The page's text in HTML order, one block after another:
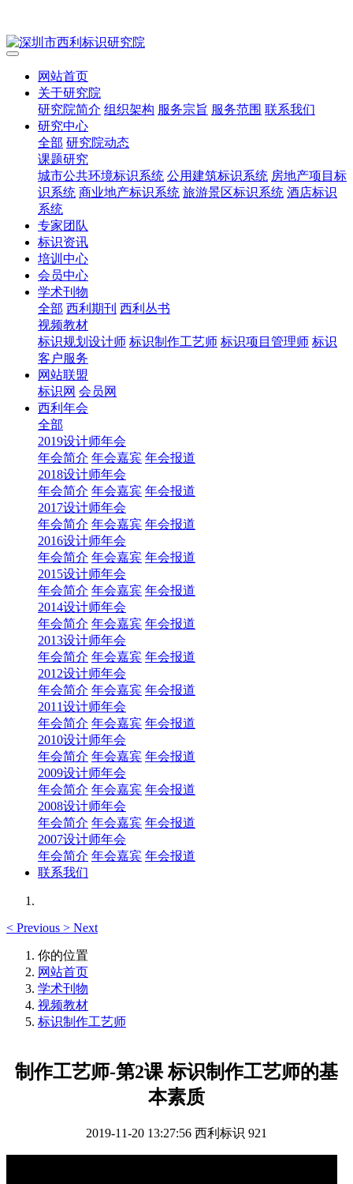
网站首页
关于研究院
研究院简介 组织架构 服务宗旨 服务范围 联系我们
研究中心
全部 研究院动态
课题研究
城市公共环境标识系统 公用建筑标识系统 房地产项目标
识系统 商业地产标识系统 旅游景区标识系统 酒店标识
系统
专家团队
标识资讯
培训中心
会员中心
学术刊物
全部 西利期刊 西利丛书
视频教材
标识规划设计师 标识制作工艺师 标识项目管理师 标识
客户服务
网站联盟
标识网 会员网
西利年会
全部
2019设计师年会
年会简介 年会嘉宾 年会报道
2018设计师年会
年会简介 年会嘉宾 年会报道
2017设计师年会
年会简介 年会嘉宾 年会报道
2016设计师年会
年会简介 年会嘉宾 年会报道
2015设计师年会
年会简介 年会嘉宾 年会报道
2014设计师年会
年会简介 年会嘉宾 年会报道
2013设计师年会
年会简介 年会嘉宾 年会报道
2012设计师年会
年会简介 年会嘉宾 年会报道
2011设计师年会
年会简介 年会嘉宾 年会报道
2010设计师年会
年会简介 年会嘉宾 年会报道
2009设计师年会
年会简介 年会嘉宾 年会报道
2008设计师年会
年会简介 年会嘉宾 年会报道
2007设计师年会
年会简介 年会嘉宾 年会报道
联系我们
< Previous > Next
你的位置
网站首页
学术刊物
视频教材
标识制作工艺师
制作工艺师-第2课 标识制作工艺师的基
本素质
2019-11-20 13:27:56 西利标识 921